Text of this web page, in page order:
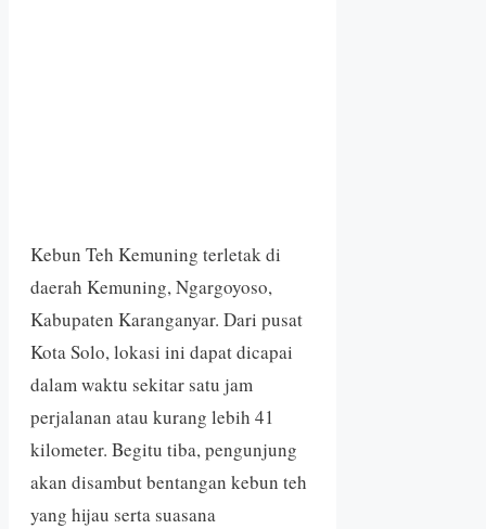
Kebun Teh Kemuning terletak di
daerah Kemuning, Ngargoyoso,
Kabupaten Karanganyar. Dari pusat
Kota Solo, lokasi ini dapat dicapai
dalam waktu sekitar satu jam
perjalanan atau kurang lebih 41
kilometer. Begitu tiba, pengunjung
akan disambut bentangan kebun teh
yang hijau serta suasana